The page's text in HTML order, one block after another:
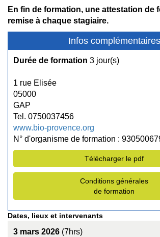
En fin de formation, une attestation de
remise à chaque stagiaire.
Infos complémentaires
Durée de formation 3 jour(s)
1 rue Elisée
05000
GAP
Tel. 0750037456
www.bio-provence.org
N° d'organisme de formation :
Télécharger le pdf
Conditions générales
de formation
Dates, lieux et intervenants
3 mars 2026 (7hrs)